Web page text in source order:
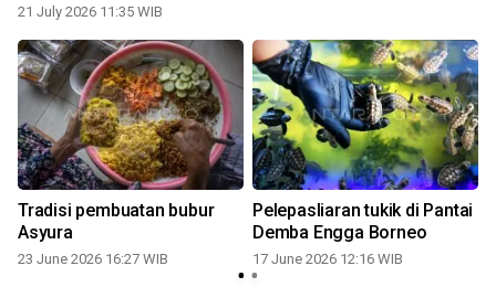
21 July 2026 11:35 WIB
Tradisi pembuatan bubur
Asyura
23 June 2026 16:27 WIB
Pelepasliaran tukik di Pantai
Demba Engga Borneo
17 June 2026 12:16 WIB